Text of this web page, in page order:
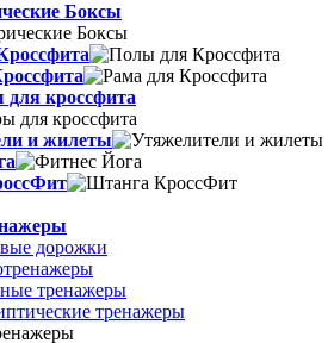
Боксы
кроссфита
и жилеты
дорожки
тренажеры
тренажеры